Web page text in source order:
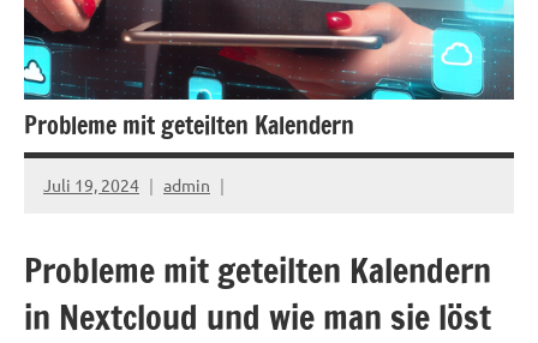
Probleme mit geteilten Kalendern
Juli 19, 2024 admin
Probleme mit geteilten Kalendern
in Nextcloud und wie man sie löst